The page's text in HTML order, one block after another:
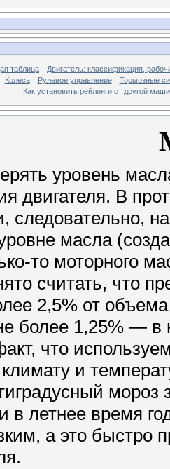
таблица
Двигатель: классификация,
Колеса Рулевое управление
Тормозные
Как установить рейлинги от другой
уровень
двигателя. В
следовательно,
масла
то моторного
считать, что
2,5% от
более 1,25% — в
что
климату и
мороз
в летнее время
а это быстро